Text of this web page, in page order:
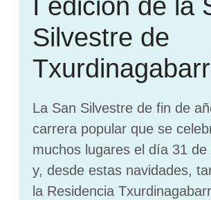
I edición de la
Silvestre de
La San Silvestre de fin de
carrera popular que se
muchos lugares el día 31 de
y, desde estas navidades,
la Residencia